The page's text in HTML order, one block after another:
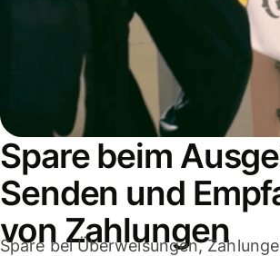
Spare beim
Senden und
von Zahlungen
Spare bei Überweisungen,